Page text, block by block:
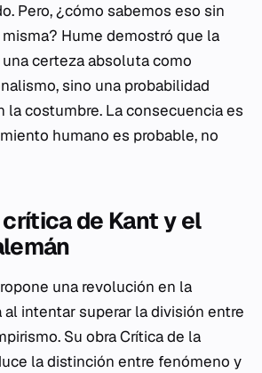
Pero, ¿cómo sabemos eso sin
Hume demostró que la
certeza absoluta como
sino una probabilidad
la costumbre. La consecuencia es
humano es probable, no
de Kant y el
una revolución en la
intentar superar la división entre
Su obraCrítica de la
la distinción entre fenómeno y